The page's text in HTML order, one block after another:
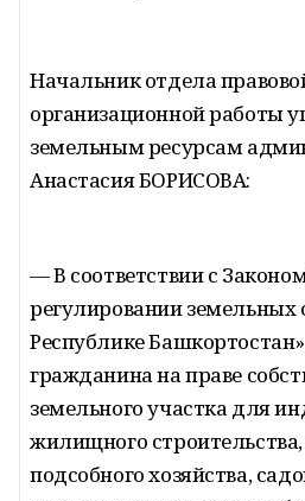
Начальник отдела
организационной работы
земельным ресурсам
Анастасия БОРИСОВА:
— В соответствии с
регулировании земельных
Республике
гражданина на праве
земельного участка для
жилищного
подсобного хозяйства,